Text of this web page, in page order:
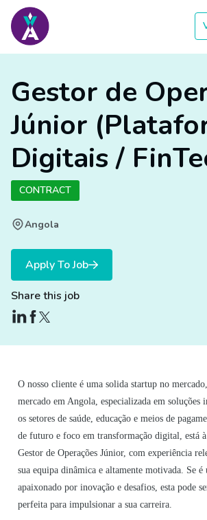
Gestor de
Júnior
Digitais /
CONTRACT
Angola
Apply To Job
Share this job
O nosso cliente é uma solida startup no
mercado em Angola, especializada em soluções
os setores de saúde, educação e meios de
de futuro e foco em transformação digital, está
Gestor de Operações Júnior, com experiência
sua equipa dinâmica e altamente motivada. Se
apaixonado por inovação e desafios, esta pode
perfeita para impulsionar a sua carreira.